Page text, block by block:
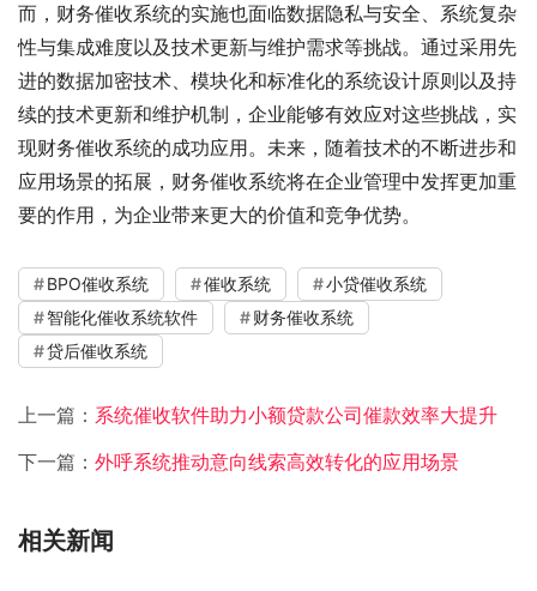
而，财务催收系统的实施也面临数据隐私与安全、系统复杂
性与集成难度以及技术更新与维护需求等挑战。通过采用先
进的数据加密技术、模块化和标准化的系统设计原则以及持
续的技术更新和维护机制，企业能够有效应对这些挑战，实
现财务催收系统的成功应用。未来，随着技术的不断进步和
应用场景的拓展，财务催收系统将在企业管理中发挥更加重
要的作用，为企业带来更大的价值和竞争优势。
BPO催收系统 催收系统
小贷催收系统
智能化催收系统软件
财务催收系统
贷后催收系统
上一篇： 系统催收软件助力小额贷款公司催款效率大提升
下一篇： 外呼系统推动意向线索高效转化的应用场景
相关新闻